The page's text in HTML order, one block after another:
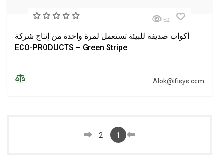
52
أكواب صديقة للبيئة تستعمل لمرة واحدة من إنتاج شركة
ECO-PRODUCTS – Green Stripe
Alok@ifisys.com
1
2